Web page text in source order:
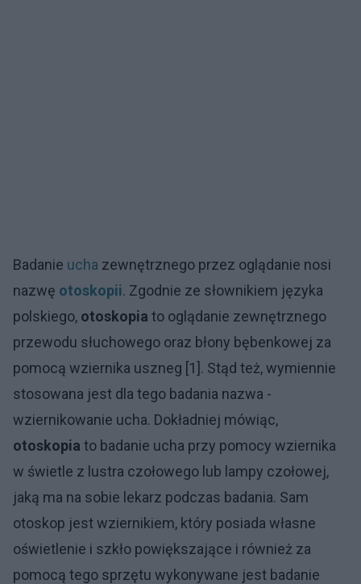
Badanie ucha zewnętrznego przez oglądanie nosi
nazwę otoskopii. Zgodnie ze słownikiem języka
polskiego, otoskopia to oglądanie zewnętrznego
przewodu słuchowego oraz błony bębenkowej za
pomocą wziernika uszneg [1]. Stąd też, wymiennie
stosowana jest dla tego badania nazwa -
wziernikowanie ucha. Dokładniej mówiąc,
otoskopia to badanie ucha przy pomocy wziernika
w świetle z lustra czołowego lub lampy czołowej,
jaką ma na sobie lekarz podczas badania. Sam
otoskop jest wziernikiem, który posiada własne
oświetlenie i szkło powiększające i również za
pomocą tego sprzętu wykonywane jest badanie